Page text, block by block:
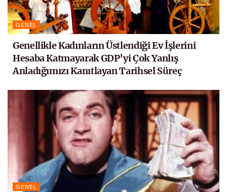
GENEL
Genellikle Kadınların Üstlendiği Ev İşlerini
Hesaba Katmayarak GDP’yi Çok Yanlış
Anladığımızı Kanıtlayan Tarihsel Süreç
GENEL